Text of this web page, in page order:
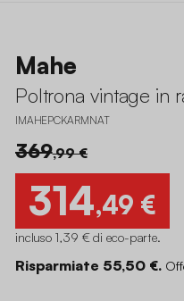
Mahe
Poltrona vintage in
IMAHEPCKARMNAT
369,99 €
314,49 €
incluso 1,39 € di eco-parte.
Risparmiate 55,50 €.